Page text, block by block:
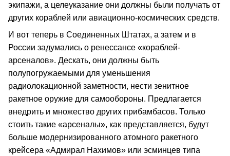
экипажи, а целеуказание они должны были получать от
других кораблей или авиационно-космических средств.
И вот теперь в Соединенных Штатах, а затем и в
России задумались о ренессансе «кораблей-
арсеналов». Дескать, они должны быть
полупогружаемыми для уменьшения
радиолокационной заметности, нести зенитное
ракетное оружие для самообороны. Предлагается
внедрить и множество других прибамбасов. Только
стоить такие «арсеналы», как представляется, будут
больше модернизированного атомного ракетного
крейсера «Адмирал Нахимов» или эсминцев типа